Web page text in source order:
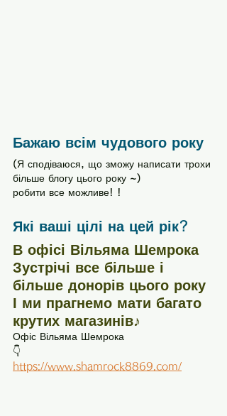
Бажаю всім чудового року
(Я сподіваюся, що зможу написати трохи
більше блогу цього року ~)
робити все можливе! !
Які ваші цілі на цей рік?
В офісі Вільяма Шемрока
Зустрічі все більше і
більше донорів цього року
І ми прагнемо мати багато
крутих магазинів♪
Офіс Вільяма Шемрока
👇
https://www.shamrock8869.com/